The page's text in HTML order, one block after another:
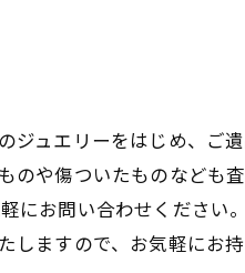
ジュエリーをはじめ、ご
のや傷ついたものなども
にお問い合わせください
ますので、お気軽にお持